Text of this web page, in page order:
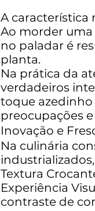
A característica
Ao morder uma
no paladar é
planta.
Na prática da
verdadeiros
toque
preocupações
Inovação e
Na culinária
Textura
Experiência
contraste de